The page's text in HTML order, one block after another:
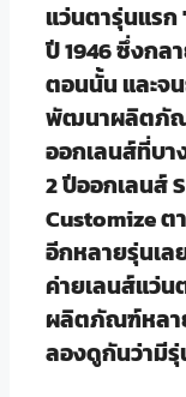
แว่นตารุ่นแรก
ปี 1946 ซึ่งก
ตอนนั้น และจ
พัฒนาผลิตภัณ
ออกเลนส์ที่บา
2 ปีออกเลนส์
Customize ต
อีกหลายรุ่นเล
ค่ายเลนส์แว่น
ผลิตภัณฑ์หลา
ลองดูกันว่ามีรุ่